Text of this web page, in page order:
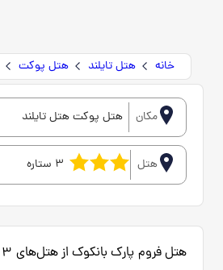
خانه هتل تایلند هتل پوکت
مکان هتل پوکت هتل تایلند
هتل 3 ستاره